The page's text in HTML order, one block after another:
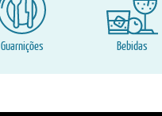
Guarnições Bebidas